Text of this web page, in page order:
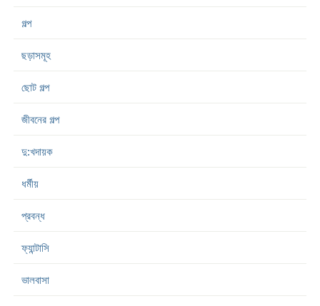
গল্প
ছড়াসমূহ
ছোট গল্প
জীবনের গল্প
দু:খদায়ক
ধর্মীয়
প্রবন্ধ
ফ্যান্টাসি
ভালবাসা